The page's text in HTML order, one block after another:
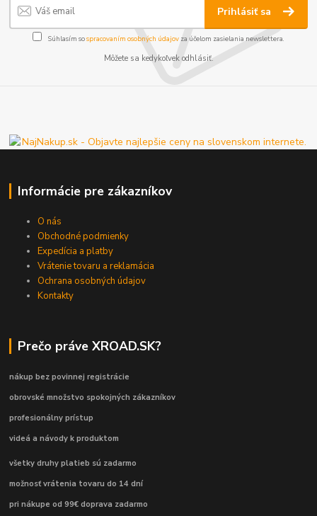
Prihlásiť sa
Súhlasím sospracovaním osobných údajov za účelom zasielania newslettera.
Môžete sa kedykoľvek odhlásiť.
Informácie pre zákazníkov
O nás
Obchodné podmienky
Expedícia a platby
Vrátenie tovaru a reklamácia
Ochrana osobných údajov
Kontakty
Prečo práve XROAD.SK?
nákup bez povinnej registrácie
obrovské množstvo spokojných zákazníkov
profesionálny prístup
videá a návody k produktom
všetky druhy platieb sú zadarmo
možnosť vrátenia tovaru do 14 dní
pri nákupe od 99€ doprava zadarmo